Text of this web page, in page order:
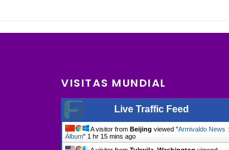
VISITAS MUNDIAL
Live Traffic Feed
A visitor from Beijing viewed "Armivaldo News :
Álbum" 1 hr 15 mins ago